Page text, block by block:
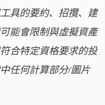
具的要約、招攬、建
能會限制與虛擬資產
合特定資格要求的投
任何計算部分/圖片